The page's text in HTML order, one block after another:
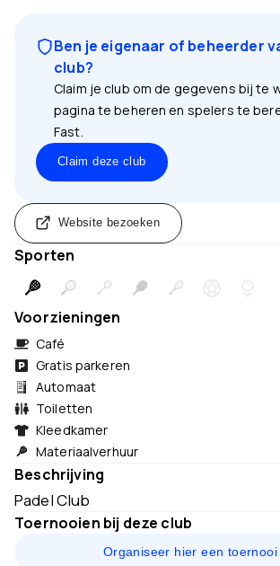
Ben je eigenaar of beheerder
club?
Claim je club om de gegevens bij te
pagina te beheren en spelers te
Fast.
Claim deze club
Website bezoeken
Sporten
Voorzieningen
Café
Gratis parkeren
Automaat
Toiletten
Kleedkamer
Materiaalverhuur
Beschrijving
Padel Club
Toernooien bij deze club
Organiseer hier een toernooi